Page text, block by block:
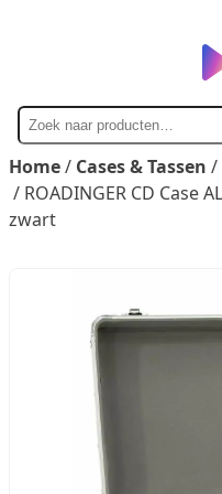
Zoek
naar
Home/ Cases & Tassen /
/ ROADINGER CD Case
zwart